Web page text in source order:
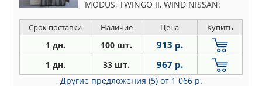
MODUS, TWINGO II, WIND NISSAN:
Срок поставки Наличие Цена Купить
1 дн. 100 шт. 913 р.
1 дн. 33 шт. 967 р.
Другие предложения (5) от 1 066 р.